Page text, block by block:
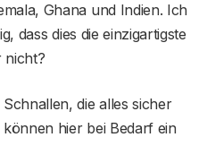
Ghana und Indien. Ich
dass dies die einzigartigste
nicht?
die alles sicher
hier bei Bedarf ein